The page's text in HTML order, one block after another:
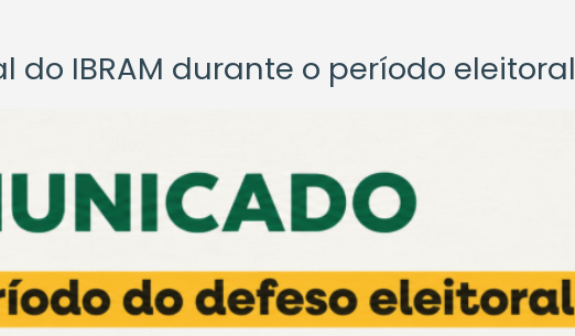
IBRAM durante o período eleitoral